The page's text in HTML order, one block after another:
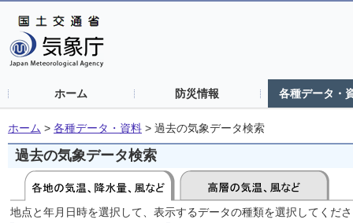
ホーム 防災情報 各種データ・
ホーム > 各種データ・資料 > 過去の気象データ検索
過去の気象データ検索
地点と年月日時を選択して、表示するデータの種類を選択してくだ